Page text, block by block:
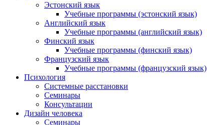
Эстонский язык
Учебные программы (эстонский язык)
Английский язык
Учебные программы (английский язык)
Финский язык
Учебные программы (финский язык)
Французский язык
Учебные программы (французский язык)
Психология
Системные расстановки
Семинары
Консультации
Дизайн человека
Семинары